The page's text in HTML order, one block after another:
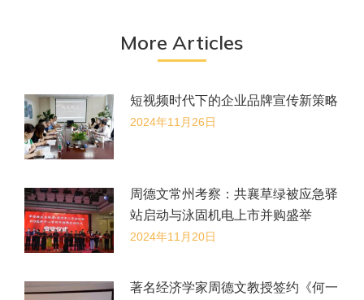
章：
More Articles
短视频时代下的企业品牌宣传新策略
2024年11月26日
周德文常州考察：共襄草绿被应急驿
站启动与泳固机电上市并购盛举
2024年11月20日
著名经济学家周德文教授签约《何一